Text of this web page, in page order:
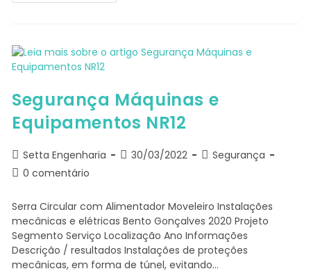
Segurança Máquinas e
Equipamentos NR12
Setta Engenharia 30/03/2022
Segurança
0 comentário
Serra Circular com Alimentador Moveleiro Instalações
mecânicas e elétricas Bento Gonçalves 2020 Projeto
Segmento Serviço Localização Ano Informações
Descrição / resultados Instalações de proteções
mecânicas, em forma de túnel, evitando…